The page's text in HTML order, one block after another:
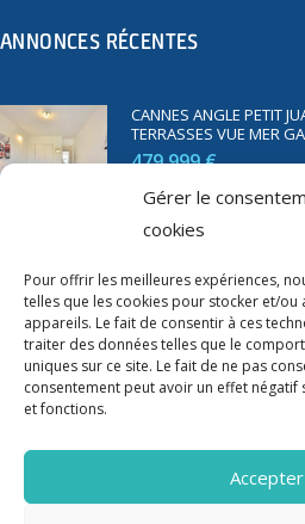
Gérer le
cookies
Pour offrir les meilleures expériences,
telles que les cookies pour stocker et/
appareils. Le fait de consentir à ces
traiter des données telles que le
uniques sur ce site. Le fait de ne pas
consentement peut avoir un effet
et fonctions.
Accepter
ANNONCES RÉCENTES
CANNES ANGLE PETIT
TERRASSES VUE MER
479 999 €
TERRASSE PARKING
350 000 €